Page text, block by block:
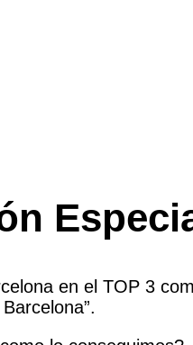
en el TOP 3